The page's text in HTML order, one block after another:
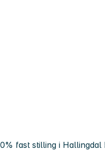
fast stilling i